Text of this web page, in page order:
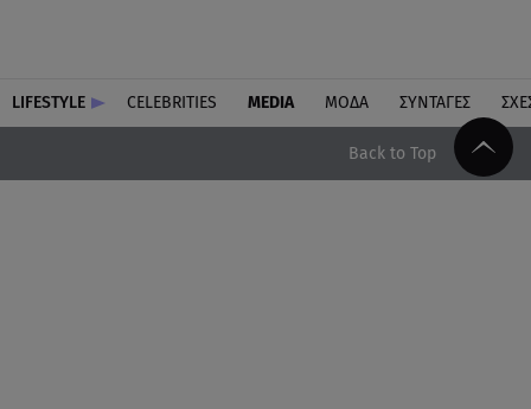
LIFESTYLE CELEBRITIES MEDIA ΜΟΔΑ ΣΥΝΤΑΓΕΣ
Back to Top